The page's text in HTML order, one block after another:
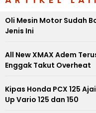
Oli Mesin Motor Sudah
Jenis Ini
All New XMAX Adem
Enggak Takut Overheat
Kipas Honda PCX 125
Up Vario 125 dan 150